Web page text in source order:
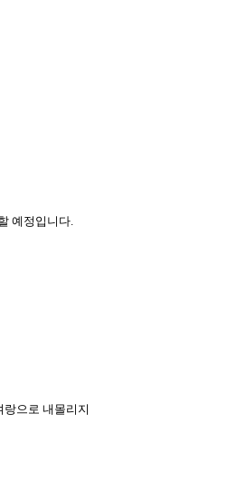
예정입니다.
으로 내몰리지